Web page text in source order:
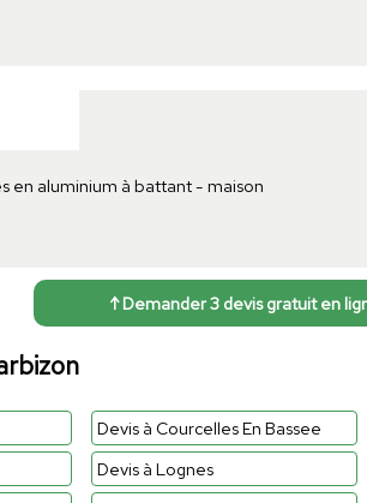
en aluminium à battant - maison
↑ Demander 3 devis gratuit en
Devis à Courcelles En Bassee
Devis à Lognes